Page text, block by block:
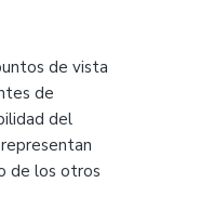
de vista
de
del
de los otros